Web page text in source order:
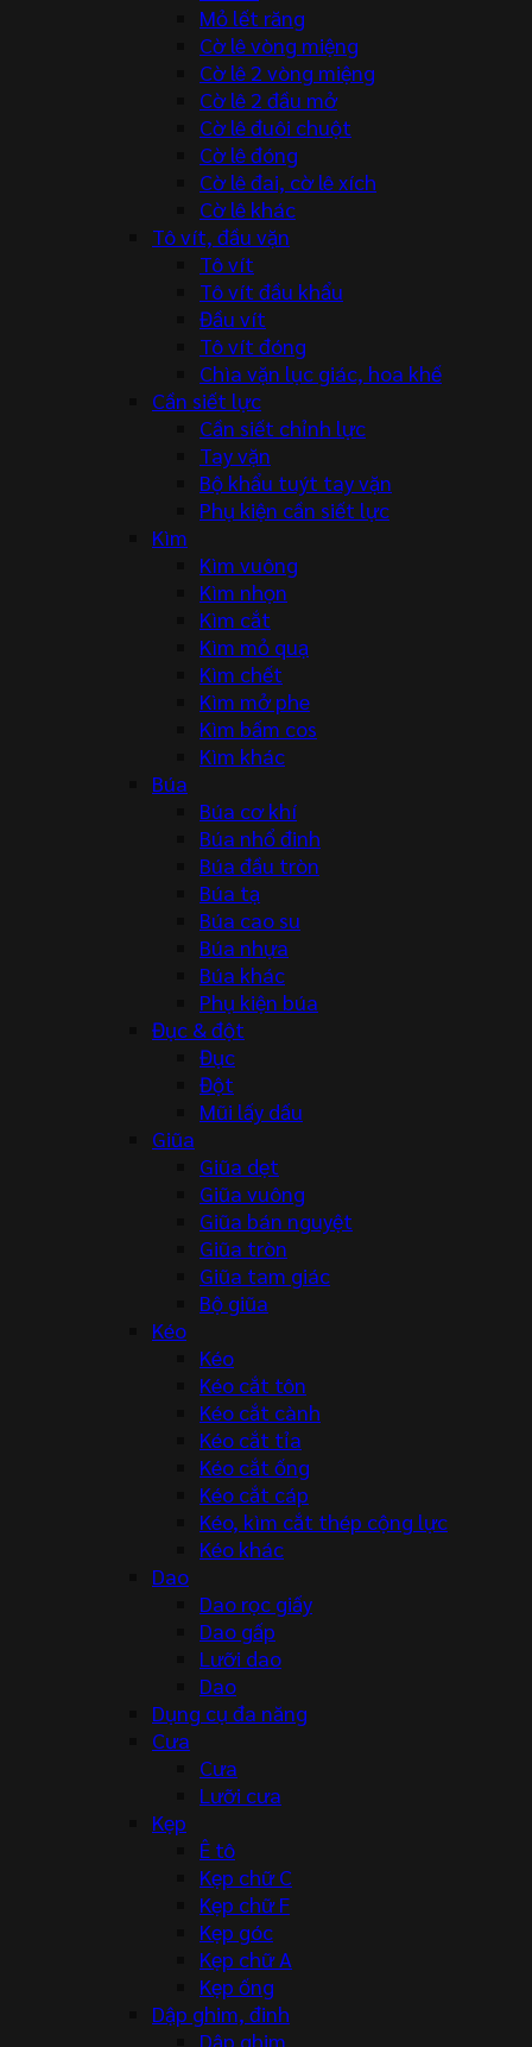
Mỏ lết răng
Cờ lê vòng miệng
Cờ lê 2 vòng miệng
Cờ lê 2 đầu mở
Cờ lê đuôi chuột
Cờ lê đóng
Cờ lê đai, cờ lê xích
Cờ lê khác
Tô vít, đầu vặn
Tô vít
Tô vít đầu khẩu
Đầu vít
Tô vít đóng
Chìa vặn lục giác, hoa khế
Cần siết lực
Cần siết chỉnh lực
Tay vặn
Bộ khẩu tuýt tay vặn
Phụ kiện cần siết lực
Kìm
Kìm vuông
Kìm nhọn
Kìm cắt
Kìm mỏ quạ
Kìm chết
Kìm mở phe
Kìm bấm cos
Kìm khác
Búa
Búa cơ khí
Búa nhổ đinh
Búa đầu tròn
Búa tạ
Búa cao su
Búa nhựa
Búa khác
Phụ kiện búa
Đục & đột
Đục
Đột
Mũi lấy dấu
Giũa
Giũa dẹt
Giũa vuông
Giũa bán nguyệt
Giũa tròn
Giũa tam giác
Bộ giũa
Kéo
Kéo
Kéo cắt tôn
Kéo cắt cành
Kéo cắt tỉa
Kéo cắt ống
Kéo cắt cáp
Kéo, kìm cắt thép cộng lực
Kéo khác
Dao
Dao rọc giấy
Dao gấp
Lưỡi dao
Dao
Dụng cụ đa năng
Cưa
Cưa
Lưỡi cưa
Kẹp
Ê tô
Kẹp chữ C
Kẹp chữ F
Kẹp góc
Kẹp chữ A
Kẹp ống
Dập ghim, đinh
Dập ghim